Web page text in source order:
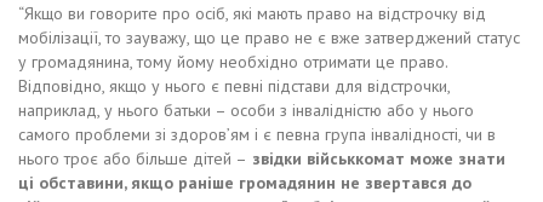
“Якщо ви говорите про осіб, які мають право на відстрочку від
мобілізації, то зауважу, що це право не є вже затверджений статус
у громадянина, тому йому необхідно отримати це право.
Відповідно, якщо у нього є певні підстави для відстрочки,
наприклад, у нього батьки – особи з інвалідністю або у нього
самого проблеми зі здоров’ям і є певна група інвалідності, чи в
нього троє або більше дітей – звідки військкомат може знати
ці обставини, якщо раніше громадянин не звертався до